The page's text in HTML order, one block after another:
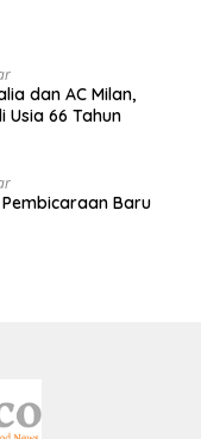
dan AC Milan,
Usia 66 Tahun
Baru